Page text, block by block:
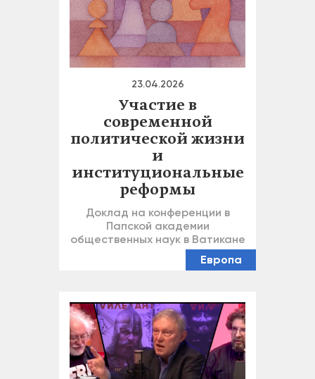
23.04.2026
Участие в
современной
политической жизни
и
институциональные
реформы
Доклад на конференции в
Папской академии
общественных наук в Ватикане
Европа